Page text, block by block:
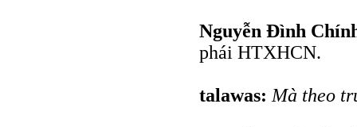
Nguyễn Đình
phái HTXHCN.
talawas: Mà theo